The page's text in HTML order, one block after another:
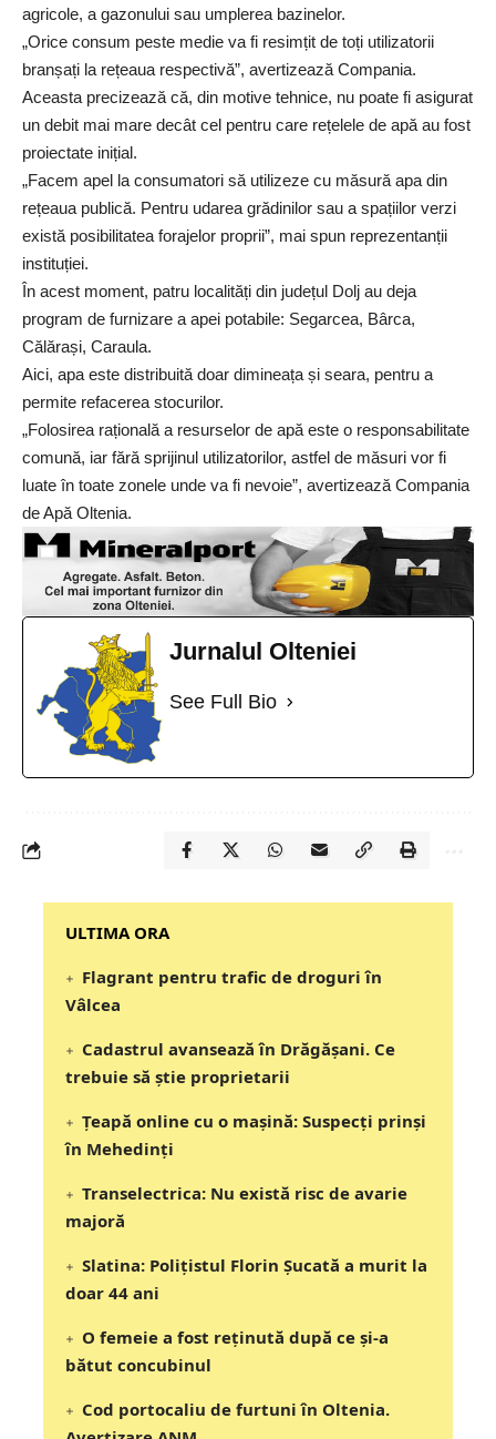
agricole, a gazonului sau umplerea bazinelor.
„Orice consum peste medie va fi resimțit de toți utilizatorii
branșați la rețeaua respectivă”, avertizează Compania.
Aceasta precizează că, din motive tehnice, nu poate fi asigurat
un debit mai mare decât cel pentru care rețelele de apă au fost
proiectate inițial.
„Facem apel la consumatori să utilizeze cu măsură apa din
rețeaua publică. Pentru udarea grădinilor sau a spațiilor verzi
există posibilitatea forajelor proprii”, mai spun reprezentanții
instituției.
În acest moment, patru localități din județul Dolj au deja
program de furnizare a apei potabile: Segarcea, Bârca,
Călărași, Caraula.
Aici, apa este distribuită doar dimineața și seara, pentru a
permite refacerea stocurilor.
„Folosirea rațională a resurselor de apă este o responsabilitate
comună, iar fără sprijinul utilizatorilor, astfel de măsuri vor fi
luate în toate zonele unde va fi nevoie”, avertizează Compania
de Apă Oltenia.
Jurnalul Olteniei
See Full Bio
‎‎‎‎‎‎‎ULTIMA ORA
Flagrant pentru trafic de droguri în
Vâlcea
Cadastrul avansează în Drăgășani. Ce
trebuie să știe proprietarii
Țeapă online cu o mașină: Suspecți prinși
în Mehedinți
Transelectrica: Nu există risc de avarie
majoră
Slatina: Poliţistul Florin Şucată a murit la
doar 44 ani
O femeie a fost reținută după ce și-a
bătut concubinul
Cod portocaliu de furtuni în Oltenia.